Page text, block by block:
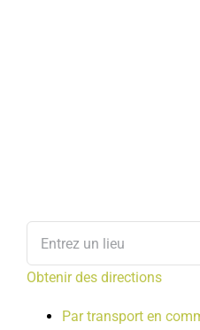
Obtenir des directions
Par transport en